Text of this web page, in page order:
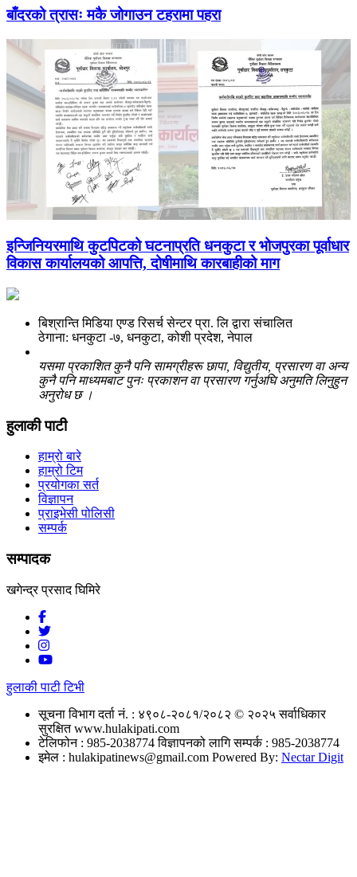
बाँदरको त्रासः मकै जोगाउन टहरामा पहरा
इन्जिनियरमाथि कुटपिटको घटनाप्रति धनकुटा र भोजपुरका पूर्वाधार
विकास कार्यालयको आपत्ति, दोषीमाथि कारबाहीको माग
बिश्रान्ति मिडिया एण्ड रिसर्च सेन्टर प्रा. लि द्वारा संचालित
ठेगाना: धनकुटा -७, धनकुटा, कोशी प्रदेश, नेपाल
यसमा प्रकाशित कुनै पनि सामग्रीहरू छापा, विद्युतीय, प्रसारण वा अन्य
कुनै पनि माध्यमबाट पुनः प्रकाशन वा प्रसारण गर्नुअघि अनुमति लिनुहुन
अनुरोध छ ।
हुलाकी पाटी
हाम्रो बारे
हाम्रो टिम
प्रयोगका सर्त
विज्ञापन
प्राइभेसी पोलिसी
सम्पर्क
सम्पादक
खगेन्द्र प्रसाद घिमिरे
हुलाकी पाटी टिभी
सूचना विभाग दर्ता नं. : ४९०८-२०८१/२०८२ © २०२५ सर्वाधिकार
सुरक्षित www.hulakipati.com
टेलिफोन : 985-2038774विज्ञापनको लागि सम्पर्क : 985-2038774
इमेल : hulakipatinews@gmail.com Powered By: Nectar Digit